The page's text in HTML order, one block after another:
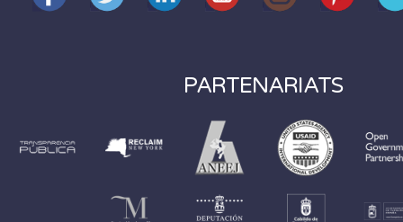
PARTENARIATS